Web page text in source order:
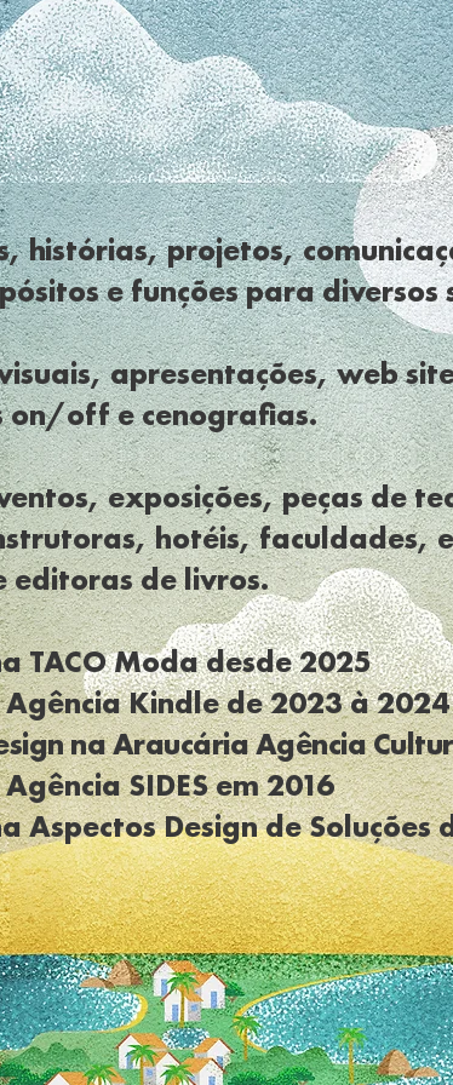
histórias, projetos,
e funções para diversos
apresentações, web
on/off e cenografias.
exposições, peças de
hotéis, faculdades,
de livros.
TACO Moda desde 2025
Kindle de 2023 à 2024
na Araucária Agência
SIDES em 2016
Aspectos Design de Soluções